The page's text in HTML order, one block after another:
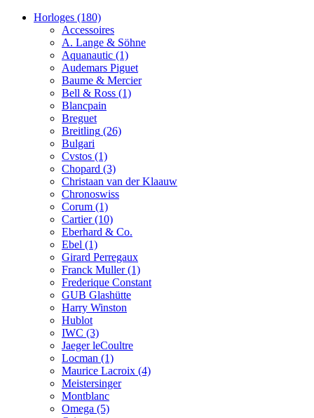
Horloges (180)
Accessoires
A. Lange & Söhne
Aquanautic (1)
Audemars Piguet
Baume & Mercier
Bell & Ross (1)
Blancpain
Breguet
Breitling (26)
Bulgari
Cvstos (1)
Chopard (3)
Christaan van der Klaauw
Chronoswiss
Corum (1)
Cartier(10)
Eberhard & Co.
Ebel (1)
Girard Perregaux
Franck Muller(1)
Frederique Constant
GUB Glashütte
Harry Winston
Hublot
IWC (3)
Jaeger leCoultre
Locman (1)
Maurice Lacroix (4)
Meistersinger
Montblanc
Omega (5)